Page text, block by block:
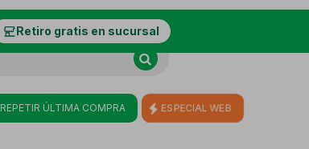
Retiro gratis en sucursal
REPETIR ÚLTIMA COMPRA ESPECIAL WEB